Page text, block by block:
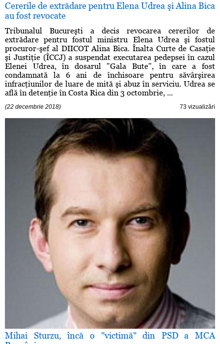
Cererile de extrădare pentru Elena Udrea şi Alina Bica
au fost revocate
Tribunalul Bucureşti a decis revocarea cererilor de
extrădare pentru fostul ministru Elena Udrea şi fostul
procuror-şef al DIICOT Alina Bica. Înalta Curte de Casaţie
şi Justiţie (ÎCCJ) a suspendat executarea pedepsei în cazul
Elenei Udrea, în dosarul "Gala Bute", în care a fost
condamnată la 6 ani de închisoare pentru săvârşirea
infracţiunilor de luare de mită şi abuz în serviciu. Udrea se
află în detenţie în Costa Rica din 3 octombrie, ...
(22 decembrie 2018) 73 vizualizări
Mihai Sturzu, încă o "victimă" din PSD a MCA